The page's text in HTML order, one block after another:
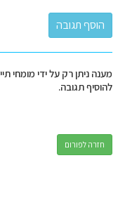
מענה ניתן רק על ידי מומחי
להוסיף תגובה.
חזרה לפורום